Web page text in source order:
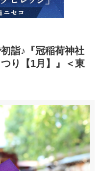
詣♪『冠稲荷神社
り【1月】』＜東